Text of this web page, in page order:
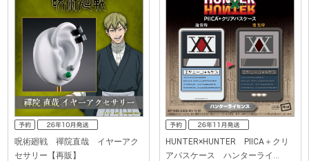
呪術廻戦 禪院直哉 イヤーアク
セサリー【再販】
HUNTER×HUNTER PIICA＋クリ
アパスケース ハンターライ…